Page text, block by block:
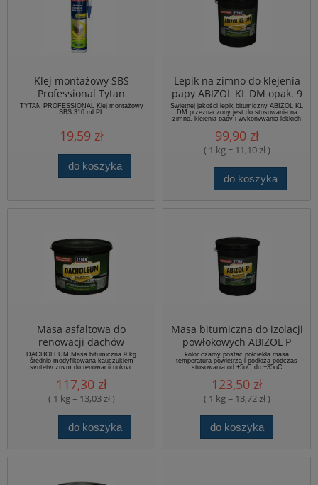
Klej montażowy SBS
Professional Tytan
TYTAN PROFESSIONAL Klej montażowy
SBS 310 ml PL
19,59 zł
do koszyka
Lepik na zimno do klejenia
papy ABIZOL KL DM opak. 9
kg, Tytan (szt.)
Świetnej jakości lepik bitumiczny ABIZOL KL
DM przeznaczony jest do stosowania na
zimno, klejenia papy i wykonywania lekkich
99,90 zł
( 1 kg = 11,10 zł )
do koszyka
Masa asfaltowa do
renowacji dachów
DACHOLEUM
DACHOLEUM Masa bitumiczna 9 kg
średnio modyfikowana kauczukiem
syntetycznym do renowacji pokryć
lekkiego i średniego.
117,30 zł
( 1 kg = 13,03 zł )
do koszyka
Masa bitumiczna do izolacji
powłokowych ABIZOL P
kolor czarny postać półciekła masa
temperatura powietrza i podłoża podczas
stosowania od +5oC do +35oC
czas schnięcia 12 h
zużycie 0,5-0,7 kg/m2 na jedną warstwę
123,50 zł
( 1 kg = 13,72 zł )
do koszyka